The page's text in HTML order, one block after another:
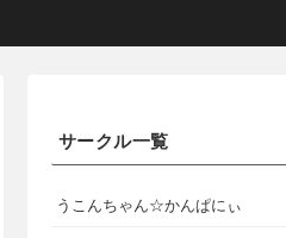
サークル一覧
うこんちゃん☆かんぱにぃ